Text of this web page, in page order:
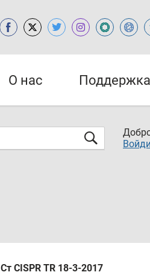
О нас
Ст CISPR TR 18-3-2017